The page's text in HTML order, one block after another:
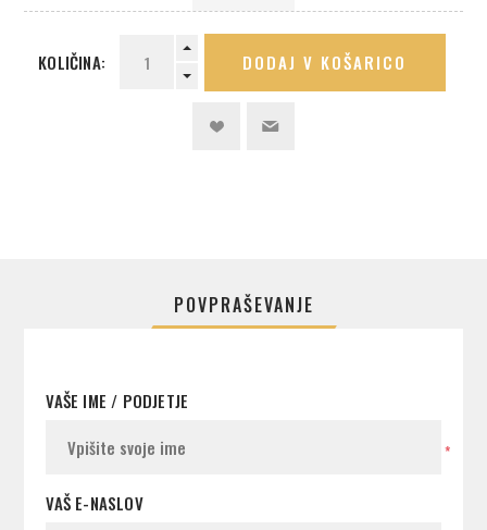
KOLIČINA: DODAJ V KOŠARICO
POVPRAŠEVANJE
VAŠE IME / PODJETJE
*
VAŠ E-NASLOV